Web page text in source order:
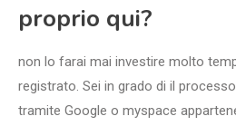
proprio qui?
non lo farai mai investire molto
registrato. Sei in grado di il
tramite Google o myspace